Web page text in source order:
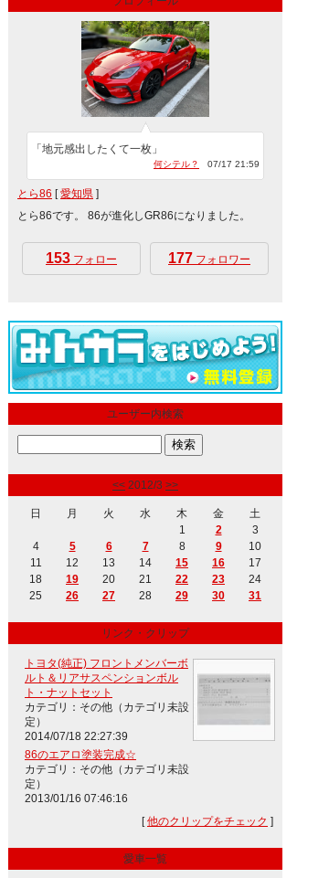
「地元感出したくて一枚」
何シテル？ 07/17 21:59
とら86 [愛知県 ]
とら86です。 86が進化しGR86になりました。
153 フォロー 177 フォロワー
ユーザー内検索
<< 2012/3 >>
日 月 火 水 木 金
土
1
2
3
4
5 6 7 8 9
10
11
12 13 14 15 16
17
18
19 20 21 22 23
24
25
26 27 28 29 30 31
リンク・クリップ
トヨタ(純正) フロントメンバーボ
ルト＆リアサスペンションボル
ト・ナットセット
カテゴリ：その他（カテゴリ未設
定）
2014/07/18 22:27:39
86のエアロ塗装完成☆
カテゴリ：その他（カテゴリ未設
定）
2013/01/16 07:46:16
[他のクリップをチェック ]
愛車一覧